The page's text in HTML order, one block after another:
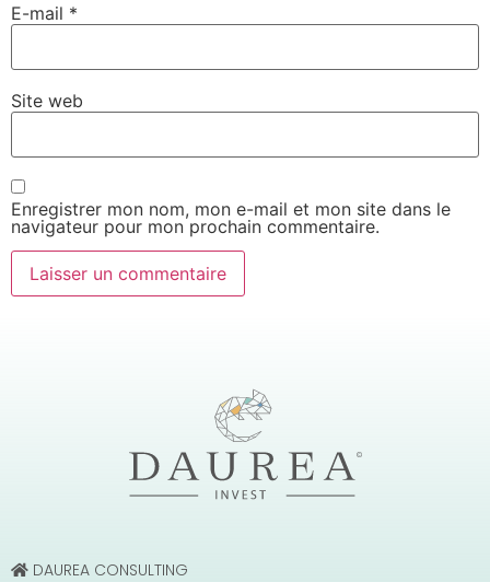
E-mail *
Site web
Enregistrer mon nom, mon e-mail et mon site dans le
navigateur pour mon prochain commentaire.
DAUREA CONSULTING